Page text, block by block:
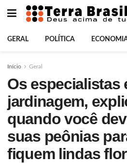
GERAL POLÍTICA
Início Geral
Os especialistas
jardinagem,
quando você
suas peônias
fiquem lindas